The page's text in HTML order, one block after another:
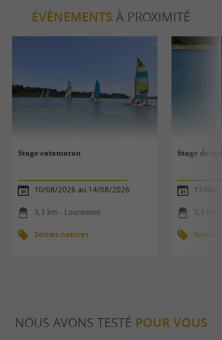
ÉVÈNEMENTS À PROXIMITÉ
Stage catamaran
10/08/2026 au 14/08/2026
3,3 km - Lourenties
Sorties natures
Stage de
17/08/
3,3 km
Sorties
NOUS AVONS TESTÉ POUR VOUS